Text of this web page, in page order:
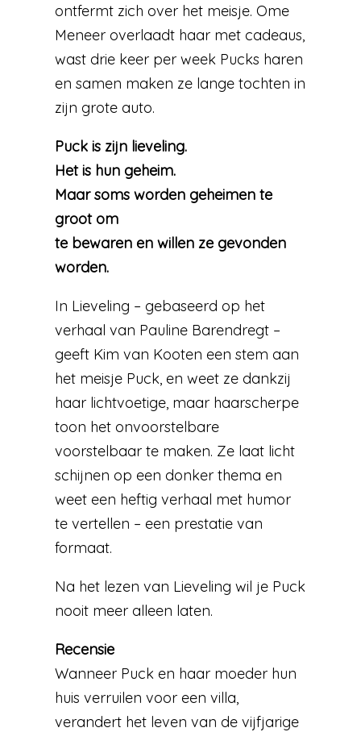
ontfermt zich over het meisje. Ome
Meneer overlaadt haar met cadeaus,
wast drie keer per week Pucks haren
en samen maken ze lange tochten in
zijn grote auto.
Puck is zijn lieveling.
Het is hun geheim.
Maar soms worden geheimen te
groot om
te bewaren en willen ze gevonden
worden.
In Lieveling – gebaseerd op het
verhaal van Pauline Barendregt –
geeft Kim van Kooten een stem aan
het meisje Puck, en weet ze dankzij
haar lichtvoetige, maar haarscherpe
toon het onvoorstelbare
voorstelbaar te maken. Ze laat licht
schijnen op een donker thema en
weet een heftig verhaal met humor
te vertellen – een prestatie van
formaat.
Na het lezen van Lieveling wil je Puck
nooit meer alleen laten.
Recensie
Wanneer Puck en haar moeder hun
huis verruilen voor een villa,
verandert het leven van de vijfjarige